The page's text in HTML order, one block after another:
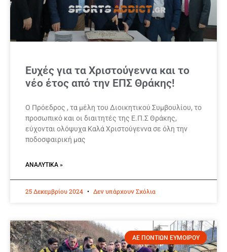
Ευχές για τα Χριστούγεννα και το
νέο έτος από την ΕΠΣ Θράκης!
Ο Πρόεδρος , τα μέλη του Διοικητικού Συμβουλίου, το
προσωπικό και οι διαιτητές της Ε.Π.Σ Θράκης,
εύχονται ολόψυχα Καλά Χριστούγεννα σε όλη την
ποδοσφαιρική μας
ΑΝΑΛΥΤΙΚΆ »
25 Δεκεμβρίου 2024 Δεν υπάρχουν Σχόλια
ΑΕ ΠΟΝΤΙΩΝ ΕΥΜΟΙΡΟΥ